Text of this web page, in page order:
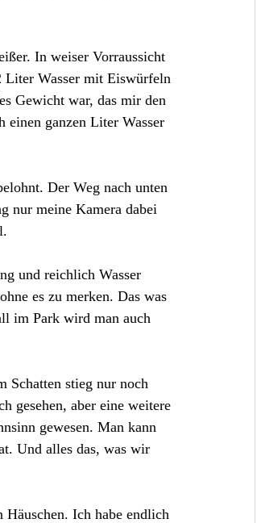
In weiser Vorraussicht
Liter Wasser mit Eiswürfeln
Gewicht war, das mir den
einen ganzen Liter Wasser
Der Weg nach unten
nur meine Kamera dabei
und reichlich Wasser
es zu merken. Das was
im Park wird man auch
Schatten stieg nur noch
gesehen, aber eine weitere
gewesen. Man kann
Und alles das, was wir
Häuschen. Ich habe endlich